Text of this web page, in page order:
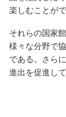
楽しむことがで
それらの国家
様々な分野で
である。さら
進出を促進して